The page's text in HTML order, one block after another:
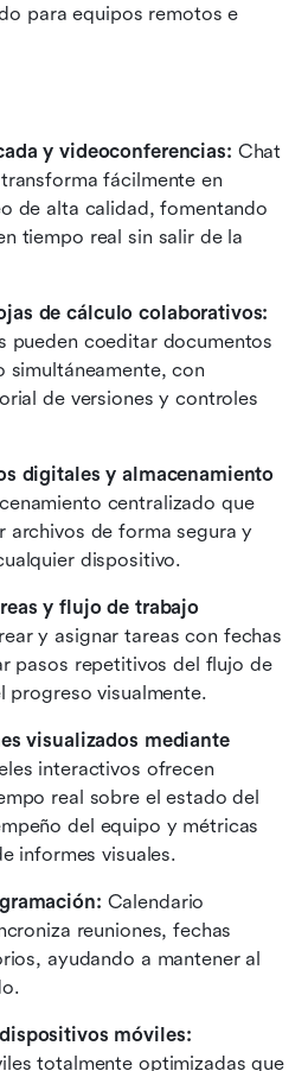
para equipos remotos e
y videoconferencias: Chat
fácilmente en
de alta calidad, fomentando
tiempo real sin salir de la
de cálculo colaborativos:
pueden coeditar documentos
simultáneamente, con
de versiones y controles
digitales y almacenamiento
centralizado que
archivos de forma segura y
dispositivo.
y flujo de trabajo
y asignar tareas con fechas
pasos repetitivos del flujo de
progreso visualmente.
visualizados mediante
interactivos ofrecen
real sobre el estado del
del equipo y métricas
informes visuales.
Calendario
reuniones, fechas
ayudando a mantener al
móviles:
totalmente optimizadas que